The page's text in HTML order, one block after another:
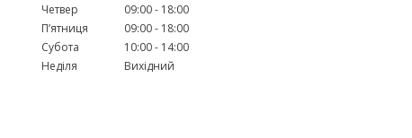
Четвер
09:00
18:00
Пʼятниця
09:00
18:00
Субота
10:00
14:00
Неділя
Вихідний